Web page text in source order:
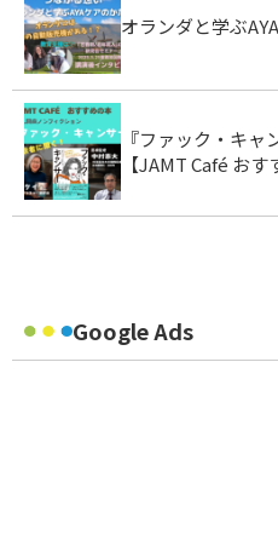
オランダと学ぶ
『ファック・キャ
【JAMT Café おす
Google Ads